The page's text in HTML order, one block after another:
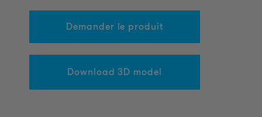
Demander le produit
Download 3D model